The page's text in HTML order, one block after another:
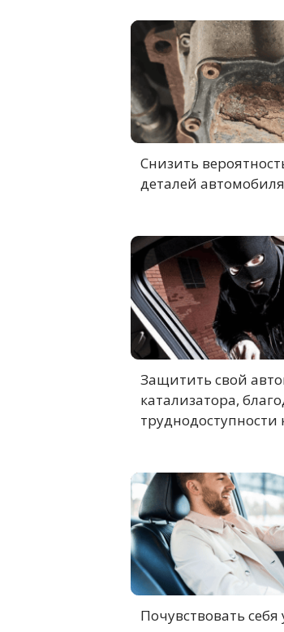
Снизить
деталей
Защитить свой
катализатора,
труднодоступности
Почувствовать